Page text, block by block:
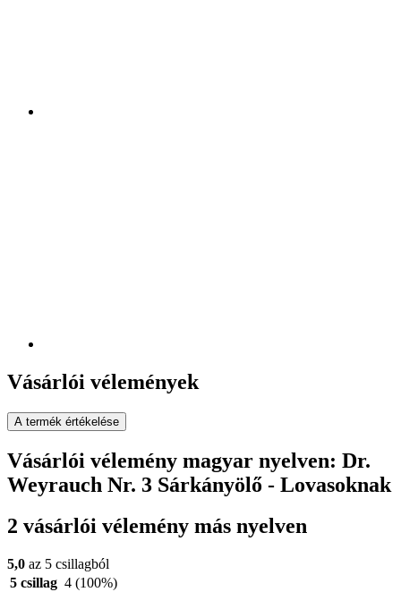
Vásárlói vélemények
A termék értékelése
Vásárlói vélemény magyar nyelven: Dr.
Weyrauch Nr. 3 Sárkányölő - Lovasoknak
2 vásárlói vélemény más nyelven
5,0 az 5 csillagból
5 csillag 4 (100%)